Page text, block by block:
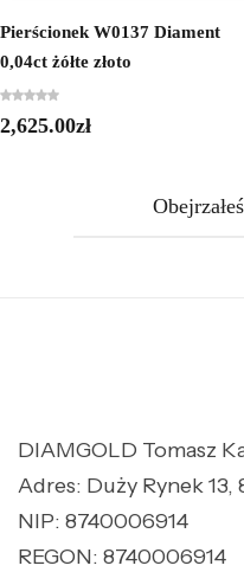
Pierścionek W0137 Diament
0,04ct żółte złoto
2,625.00zł
Obejrzałeś
DIAMGOLD Tomasz
Adres: Duży Rynek
NIP: 8740006914
REGON: 8740006914